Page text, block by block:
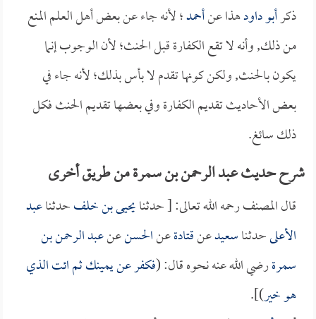
ذكرأبو داودهذا عنأحمد؛ لأنه جاء عن بعض أهل العلم المنع
من ذلك, وأنه لا تقع الكفارة قبل الحنث؛ لأن الوجوب إنما
يكون بالحنث, ولكن كونها تقدم لا بأس بذلك؛ لأنه جاء في
بعض الأحاديث تقديم الكفارة وفي بعضها تقديم الحنث فكل
ذلك سائغ.
شرح حديث عبد الرحمن بن سمرة من طريق أخرى
قال المصنف رحمه الله تعالى: [ حدثنايحيى بن خلفحدثناعبد
الأعلىحدثناسعيدعنقتادةعنالحسنعنعبد الرحمن بن
سمرةرضي الله عنه نحوه قال: (فكفر عن يمينك ثم ائت الذي
هو خير)].